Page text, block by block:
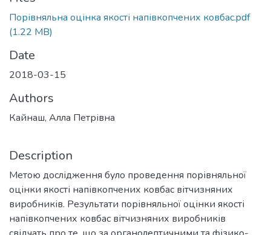
Порівняльна оцінка якості напівкопчених ковбас.pdf
(1.22 MB)
Date
2018-03-15
Authors
Кайнаш, Алла Петрівна
Description
Метою дослідження було проведення порівняльної
оцінки якості напівкопчених ковбас вітчизняних
виробників. Результати порівняльної оцінки якості
напівкопчених ковбас вітчизняних виробників